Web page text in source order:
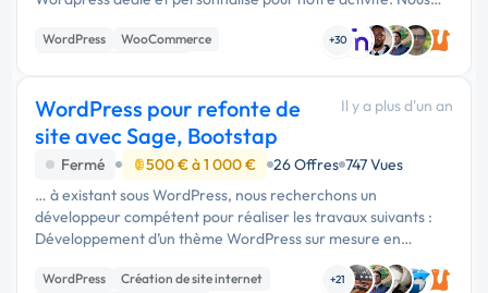
cherchons un prestataire qui soit force de proposition niveau
design et …
WordPress
WooCommerce
+30
WordPress pour refonte de
site avec Sage, Bootstap
Il y a plus d'un an
Fermé 500 € à 1 000 € 26 Offres 747 Vues
… à existant sous WordPress, nous recherchons un
développeur compétent pour réaliser les travaux suivants :
Développement d’un thème WordPress sur mesure en
utilisant : Sage pour WordPress (roots.io/sage), Visual
Composer pour la gestion des …
WordPress
Création de site internet
+21